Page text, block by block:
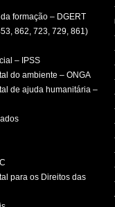
formação – DGERT
862, 723, 729, 861)
– IPSS
do ambiente – ONGA
de ajuda humanitária –
para os Direitos das